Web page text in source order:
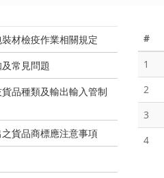
材檢疫作業相關規定
常見問題
品種類及輸出輸入管制
貨品商標應注意事項
#
1
2
3
4